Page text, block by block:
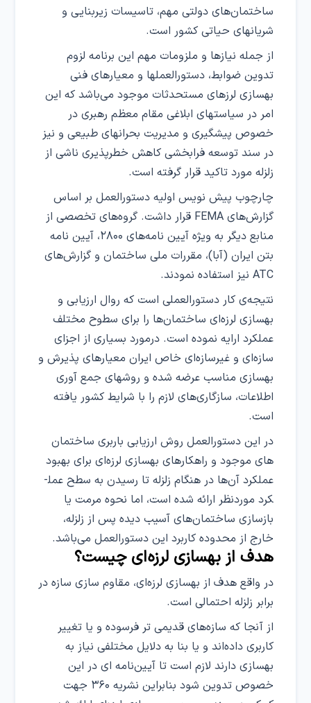
ساختمان‌های دولتی مهم، تاسیسات زیربنایی و
شریانهای حیاتی کشور است.
از جمله نیازها و ملزومات مهم این برنامه لزوم
تدوین ضوابط، دستورالعملها و معیارهای فنی
بهسازی لرزهای مستحدثات موجود می‌باشد که این
امر در سیاستهای ابلاغی مقام معظم رهبری در
خصوص پیشگیری و مدیریت بحرانهای طبیعی و نیز
در سند توسعه فرابخشی کاهش خطرپذیری ناشی از
زلزله مورد تاکید قرار گرفته است.
چارچوب پیش نویس اولیه دستورالعمل بر اساس
گزارش‌های FEMA قرار داشت. گروه‌های تخصصی از
منابع دیگر به ویژه آیین نامه‌های ۲۸۰۰، آیین نامه
بتن ایران (آبا)، مقررات ملی ساختمان و گزارش‌های
ATC نیز استفاده نمودند.
نتیجه‌ی کار دستورالعملی است که روال ارزیابی و
بهسازی لرزه‌ای ساختمان‌ها را برای سطوح مختلف
عملکرد ارایه نموده است. درمورد بسیاری از اجزای
سازه‌ای و غیرسازه‌ای خاص ایران معیارهای پذیرش و
بهسازی مناسب عرضه شده و روشهای جمع آوری
اطلاعات، سازگاری‌های لازم را با شرایط کشور یافته
است.
در این دستورالعمل روش ارزیابی باربری ساختمان­‌
های موجود و راه­کارهای بهسازی لرزه­‌ای برای بهبود
عملکرد آن­‌ها در هنگام زلزله تا رسیدن به سطح عمل­
کرد موردنظر ارائه شده­ است، اما نحوه مرمت یا
بازسازی ساختمان­‌های آسیب­ دیده پس از زلزله،
خارج از محدوده کاربرد این دستورالعمل می­‌باشد.
هدف از بهسازی لرزه‌ای چیست؟
در واقع هدف از بهسازی لرزه‌ای، مقاوم سازی سازه در
برابر زلزله احتمالی است.
از آنجا که سازه‌های قدیمی تر فرسوده و یا تغییر
کاربری داده‌اند و یا بنا به دلایل مختلفی نیاز به
بهسازی دارند لازم است تا آیین‌نامه ای در این
خصوص تدوین شود بنابراین نشریه ۳۶۰ جهت